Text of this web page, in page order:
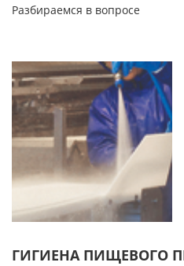
Разбираемся в вопросе
ГИГИЕНА ПИЩЕВОГО